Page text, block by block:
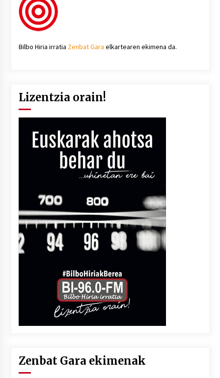
Bilbo Hiria irratia Zenbat Gara elkartearen ekimena da.
Lizentzia orain!
Zenbat Gara ekimenak